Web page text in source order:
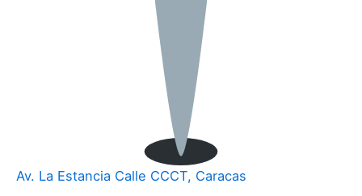
Av. La Estancia Calle CCCT, Caracas